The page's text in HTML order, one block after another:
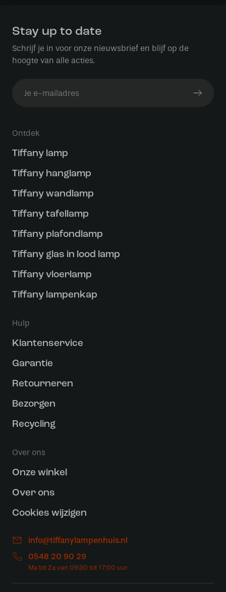
Stay up to date
Schrijf je in voor onze nieuwsbrief en blijf op de
hoogte van alle acties.
Ontdek
Tiffany lamp
Tiffany hanglamp
Tiffany wandlamp
Tiffany tafellamp
Tiffany plafondlamp
Tiffany glas in lood lamp
Tiffany vloerlamp
Tiffany lampenkap
Hulp
Klantenservice
Garantie
Retourneren
Bezorgen
Recycling
Over ons
Onze winkel
Over ons
Cookies wijzigen
info@tiffanylampenhuis.nl
0548 20 90 29